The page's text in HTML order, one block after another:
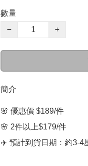
數量
−
+
簡介
🌸 優惠價 $189/件
🌸 2件以上$179/件
✈️ 預計到貨日期：約3-4